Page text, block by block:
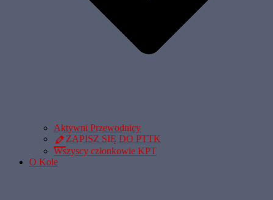
Aktywni Przewodnicy
ZAPISZ SIĘ DO PTTK
Wszyscy członkowie KPT
O Kole